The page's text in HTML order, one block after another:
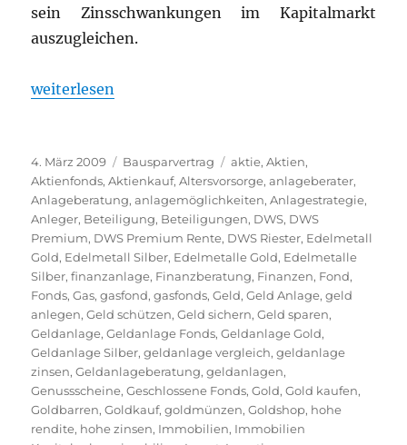
sein Zinsschwankungen im Kapitalmarkt
auszugleichen.
„Keine Wohnungsbauprämie bei Bausparverträgen
weiterlesen
Veröffentlicht
am
4. März 2009 Kategorien
Bausparvertrag Schlagwörter
aktie,Aktien,
Aktienfonds,Aktienkauf,Altersvorsorge,anlageberater,
Anlageberatung,anlagemöglichkeiten,Anlagestrategie,
Anleger, Beteiligung, Beteiligungen, DWS, DWS
Premium, DWS Premium Rente, DWS Riester, Edelmetall
Gold, Edelmetall Silber, Edelmetalle Gold, Edelmetalle
Silber,finanzanlage, Finanzberatung, Finanzen, Fond,
Fonds,Gas,gasfond,gasfonds,Geld,Geld Anlage,geld
anlegen,Geld schützen,Geld sichern,Geld sparen,
Geldanlage,Geldanlage Fonds,Geldanlage Gold,
Geldanlage Silber,geldanlage vergleich,geldanlage
zinsen,Geldanlageberatung,geldanlagen,
Genussscheine,Geschlossene Fonds,Gold,Gold kaufen,
Goldbarren,Goldkauf,goldmünzen,Goldshop, hohe
rendite, hohe zinsen, Immobilien, Immobilien